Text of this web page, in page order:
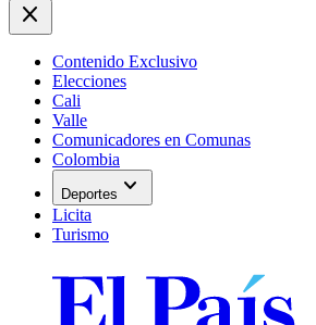
close
Contenido Exclusivo
Elecciones
Cali
Valle
Comunicadores en Comunas
Colombia
Deportes expand_more
Licita
Turismo